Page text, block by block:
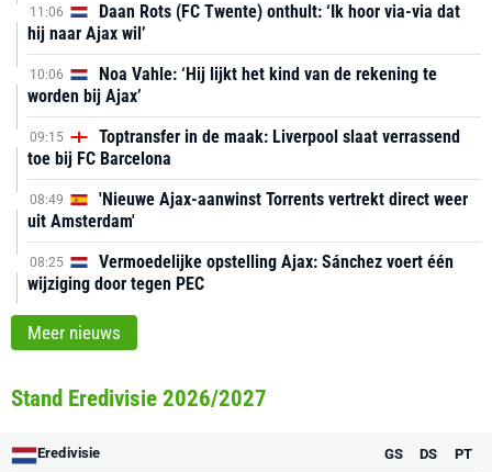
11:06
Daan Rots (FC Twente) onthult: ‘Ik hoor via-via dat
hij naar Ajax wil’
10:06
Noa Vahle: ‘Hij lijkt het kind van de rekening te
worden bij Ajax’
09:15
Toptransfer in de maak: Liverpool slaat verrassend
toe bij FC Barcelona
08:49
'Nieuwe Ajax-aanwinst Torrents vertrekt direct weer
uit Amsterdam'
08:25
Vermoedelijke opstelling Ajax: Sánchez voert één
wijziging door tegen PEC
Meer nieuws
Stand Eredivisie 2026/2027
Eredivisie GS DS PT